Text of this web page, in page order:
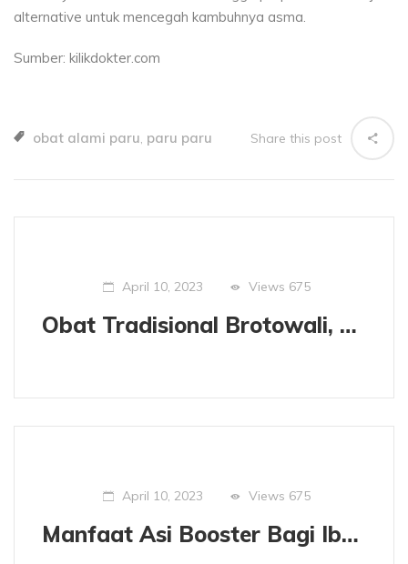
alternative untuk mencegah kambuhnya asma.
Sumber: kilikdokter.com
obat alami paru, paru paru Share this post
April 10, 2023 Views 675
Obat Tradisional Brotowali, Segudang Manfaatnya.
April 10, 2023 Views 675
Manfaat Asi Booster Bagi Ibu dan Juga Bayi